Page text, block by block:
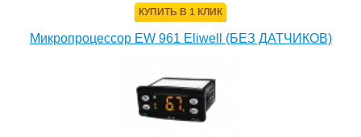
КУПИТЬ В 1 КЛИК
Микропроцессор EW 961 Eliwell (БЕЗ ДАТЧИКОВ)